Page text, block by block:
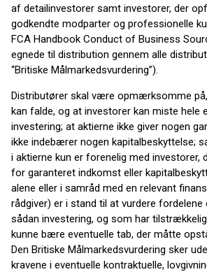
af detailinvestorer samt investorer, der
godkendte modparter og professionelle
FCA Handbook Conduct of Business
egnede til distribution gennem alle
“Britiske Målmarkedsvurdering”).
Distributører skal være opmærksomme
kan falde, og at investorer kan miste hele
investering; at aktierne ikke giver nogen
ikke indebærer nogen kapitalbeskyttelse;
i aktierne kun er forenelig med investorer,
for garanteret indkomst eller
alene eller i samråd med en relevant
rådgiver) er i stand til at vurdere fordelene
sådan investering, og som har
kunne bære eventuelle tab, der måtte
Den Britiske Målmarkedsvurdering sker
kravene i eventuelle kontraktuelle,